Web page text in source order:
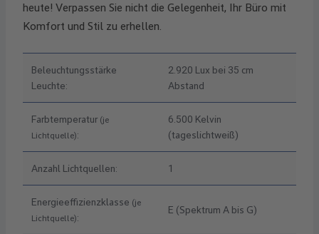
heute! Verpassen Sie nicht die Gelegenheit, Ihr Büro mit
Komfort und Stil zu erhellen.
Beleuchtungsstärke
Leuchte:
2.920 Lux bei 35 cm
Abstand
Farbtemperatur (je
Lichtquelle):
6.500 Kelvin
(tageslichtweiß)
Anzahl Lichtquellen: 1
Energieeffizienzklasse (je
Lichtquelle):
E (Spektrum A bis G)